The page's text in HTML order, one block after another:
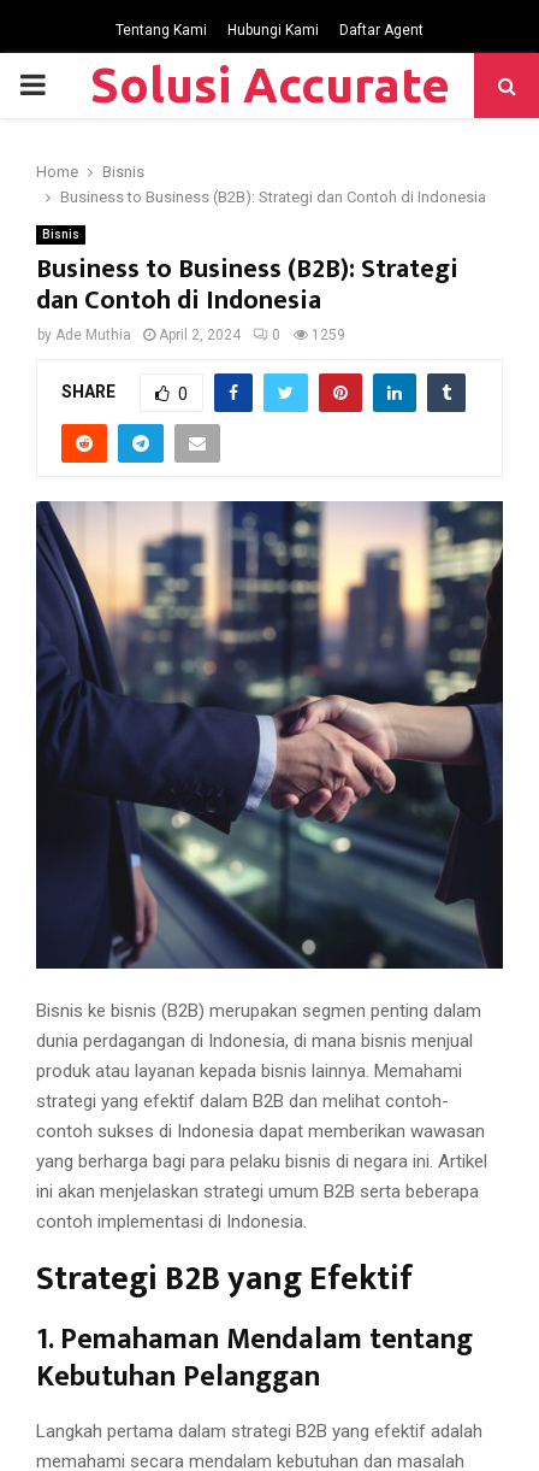
Tentang Kami Hubungi Kami Daftar Agent
P
M
A
M
N
U
Solusi Accurate
Home
Bisnis
Business to Business (B2B): Strategi dan Contoh di Indonesia
Bisnis
Business to Business (B2B): Strategi
dan Contoh di Indonesia
by Ade Muthia April 2, 2024 0 1259
SHARE 0
Bisnis ke bisnis (B2B) merupakan segmen penting dalam
dunia perdagangan di Indonesia, di mana bisnis menjual
produk atau layanan kepada bisnis lainnya. Memahami
strategi yang efektif dalam B2B dan melihat contoh-
contoh sukses di Indonesia dapat memberikan wawasan
yang berharga bagi para pelaku bisnis di negara ini. Artikel
ini akan menjelaskan strategi umum B2B serta beberapa
contoh implementasi di Indonesia.
Strategi B2B yang Efektif
1. Pemahaman Mendalam tentang
Kebutuhan Pelanggan
Langkah pertama dalam strategi B2B yang efektif adalah
memahami secara mendalam kebutuhan dan masalah